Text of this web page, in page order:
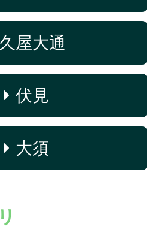
久屋大通
伏見
大須